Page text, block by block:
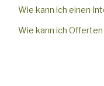
Wie kann ich einen
Wie kann ich